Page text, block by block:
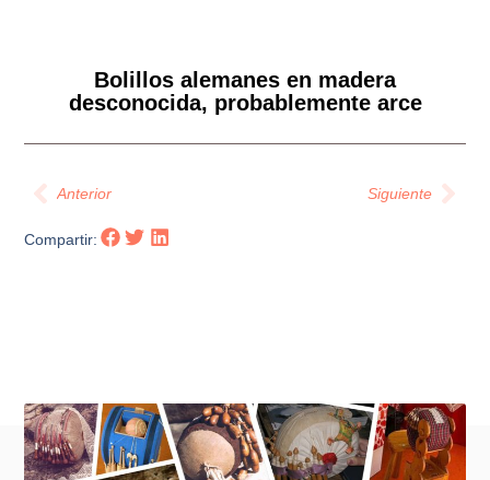
Bolillos alemanes en madera
desconocida, probablemente arce
Anterior Siguiente
Compartir:
Otras noticias